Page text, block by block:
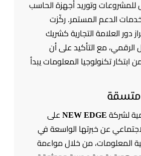
للمشروعات وتوريد أجهزة الحاسب
خدمات الدعم المستمر. ركّزت
دور العلامة التجارية كشريك
مع التأكيد على أن
ابتكار تكنولوجيا المعلومات يبدأ
متسقة
لشركة NEW EDGE على
عن خبرتها الواسعة في
المعلومات، من خلال مواءمة